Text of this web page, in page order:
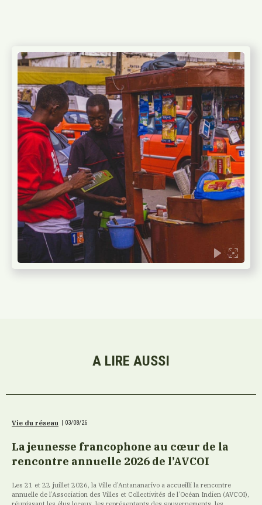
A LIRE AUSSI
Vie du réseau 03/08/26
La jeunesse francophone au cœur de la
rencontre annuelle 2026 de l’AVCOI
Les 21 et 22 juillet 2026, la Ville d’Antananarivo a accueilli la rencontre
annuelle de l’Association des Villes et Collectivités de l’Océan Indien (AVCOI),